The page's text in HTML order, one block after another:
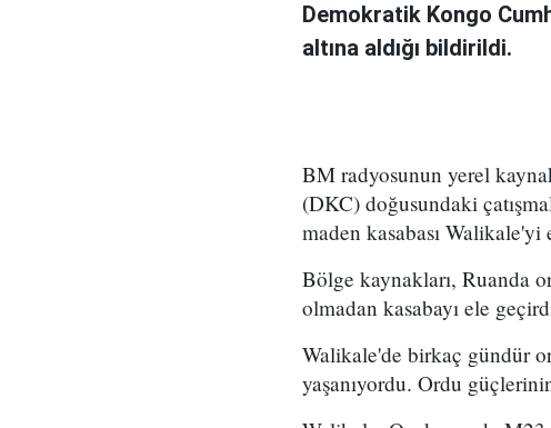
Demokratik Kongo
altına aldığı bildirildi.
BM radyosunun yerel
(DKC) doğusundaki
maden kasabası Walikale'yi
Bölge kaynakları, Ruanda
olmadan kasabayı ele
Walikale'de birkaç gündür
yaşanıyordu. Ordu